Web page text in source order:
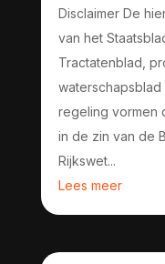
Disclaimer De
van het
Tractatenblad,
regeling vormen
in de zin van de
Rijkswet...
Lees meer